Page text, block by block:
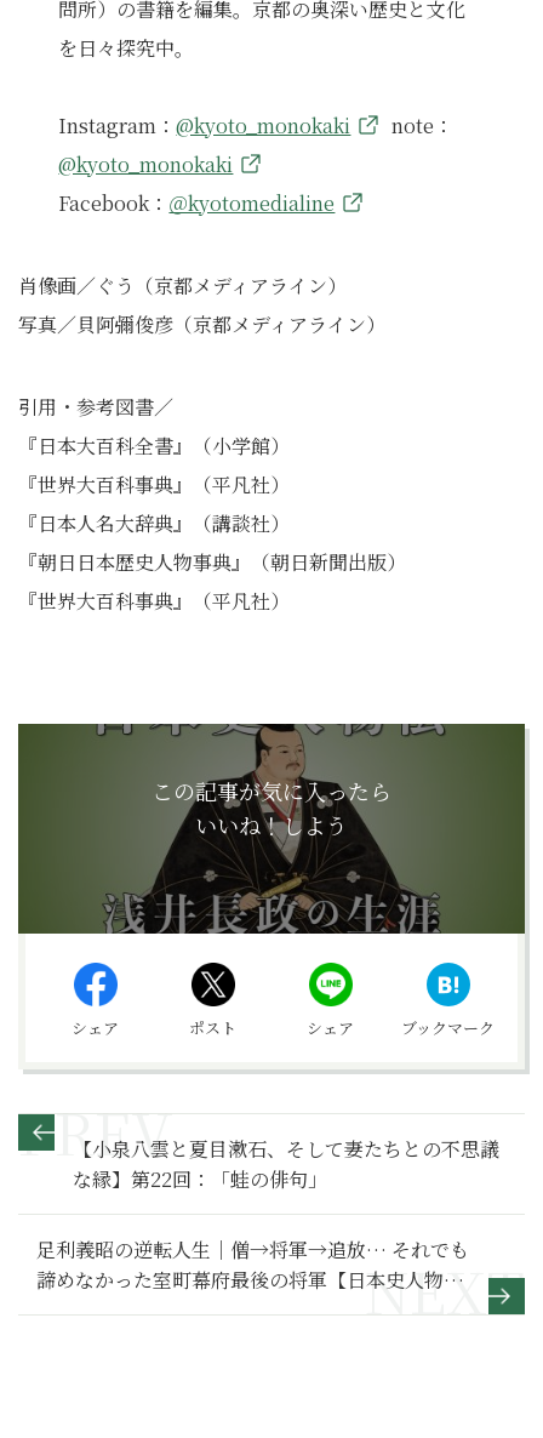
問所）の書籍を編集。京都の奥深い歴史と文化
を日々探究中。
Instagram：@kyoto_monokaki
note：
@kyoto_monokaki
Facebook： ＠kyotomedialine
肖像画／ぐう（京都メディアライン）
写真／貝阿彌俊彦（京都メディアライン）
引用・参考図書／
『日本大百科全書』（小学館）
『世界大百科事典』（平凡社）
『日本人名大辞典』（講談社）
『朝日日本歴史人物事典』（朝日新聞出版）
『世界大百科事典』（平凡社）
この記事が気に入ったら
いいね！しよう
シェア ポスト シェア ブックマーク
【小泉八雲と夏目漱石、そして妻たちとの不思議
な縁】第22回：「蛙の俳句」
足利義昭の逆転人生｜僧→将軍→追放… それでも
諦めなかった室町幕府最後の将軍【日本史人物
伝】